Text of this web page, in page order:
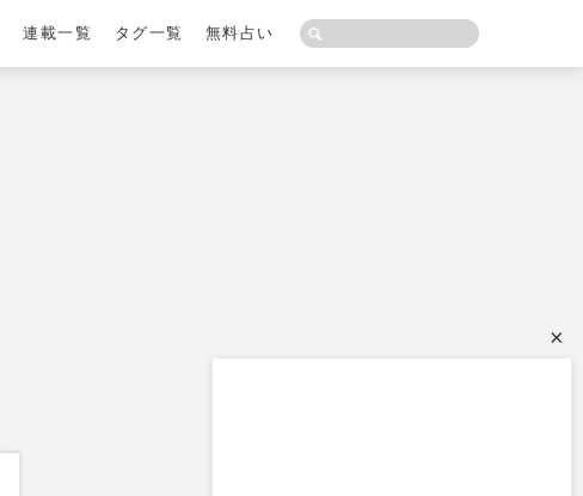
連載一覧 タグ一覧 無料占い
×